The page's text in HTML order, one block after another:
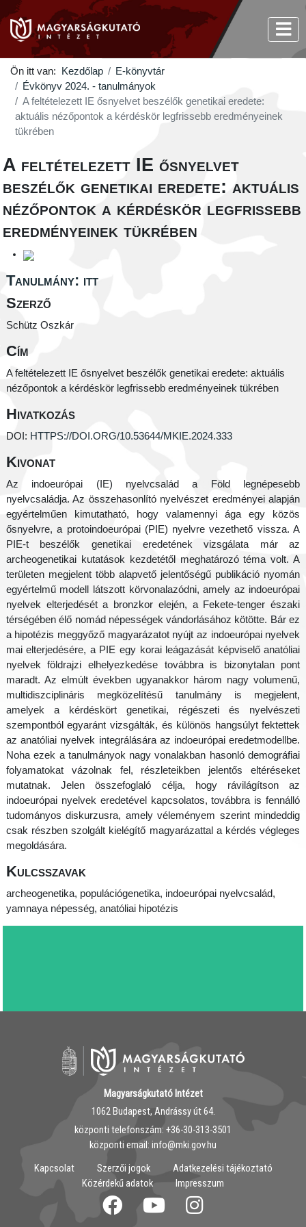
Ön itt van: Kezdőlap
E-könyvtár
Évkönyv 2024. - tanulmányok
A feltételezett IE ősnyelvet beszélők genetikai eredete:
aktuális nézőpontok a kérdéskör legfrissebb eredményeinek
tükrében
A feltételezett IE ősnyelvet
beszélők genetikai eredete: aktuális
nézőpontok a kérdéskör legfrissebb
eredményeinek tükrében
Tanulmány: itt
Szerző
Schütz Oszkár
Cím
A feltételezett IE ősnyelvet beszélők genetikai eredete: aktuális
nézőpontok a kérdéskör legfrissebb eredményeinek tükrében
Hivatkozás
DOI: HTTPS://DOI.ORG/10.53644/MKIE.2024.333
Kivonat
Az indoeurópai (IE) nyelvcsalád a Föld legnépesebb
nyelvcsaládja. Az összehasonlító nyelvészet eredményei alapján
egyértelműen kimutatható, hogy valamennyi ága egy közös
ősnyelvre, a protoindoeurópai (PIE) nyelvre vezethető vissza. A
PIE-t beszélők genetikai eredetének vizsgálata már az
archeogenetikai kutatások kezdetétől meghatározó téma volt. A
területen megjelent több alapvető jelentőségű publikáció nyomán
egyértelmű modell látszott körvonalazódni, amely az indoeurópai
nyelvek elterjedését a bronzkor elején, a Fekete-tenger északi
térségében élő nomád népességek vándorlásához kötötte. Bár ez
a hipotézis meggyőző magyarázatot nyújt az indoeurópai nyelvek
mai elterjedésére, a PIE egy korai leágazását képviselő anatóliai
nyelvek földrajzi elhelyezkedése továbbra is bizonytalan pont
maradt. Az elmúlt években ugyanakkor három nagy volumenű,
multidiszciplináris megközelítésű tanulmány is megjelent,
amelyek a kérdéskört genetikai, régészeti és nyelvészeti
szempontból egyaránt vizsgálták, és különös hangsúlyt fektettek
az anatóliai nyelvek integrálására az indoeurópai eredetmodellbe.
Noha ezek a tanulmányok nagy vonalakban hasonló demográfiai
folyamatokat vázolnak fel, részleteikben jelentős eltéréseket
mutatnak. Jelen összefoglaló célja, hogy rávilágítson az
indoeurópai nyelvek eredetével kapcsolatos, továbbra is fennálló
tudományos diskurzusra, amely véleményem szerint mindeddig
csak részben szolgált kielégítő magyarázattal a kérdés végleges
megoldására.
Kulcsszavak
archeogenetika, populációgenetika, indoeurópai nyelvcsalád,
yamnaya népesség, anatóliai hipotézis
Magyarságkutató Intézet
1062 Budapest, Andrássy út 64.
központi telefonszám: ‭+36-30-313-3501
központi email: info@mki.gov.hu
Kapcsolat
Szerzői jogok
Adatkezelési tájékoztató
Közérdekű adatok
Impresszum